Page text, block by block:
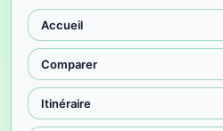
Accueil
Comparer
Itinéraire